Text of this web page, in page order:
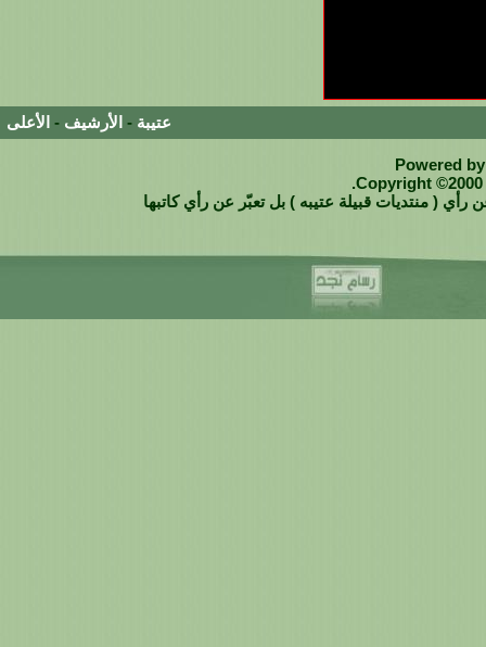
عتيبة - الأرشيف - الأعلى
Powered
Copyright ©2000
رأي ( منتديات قبيلة عتيبه ) بل تعبّر عن رأي كاتبها